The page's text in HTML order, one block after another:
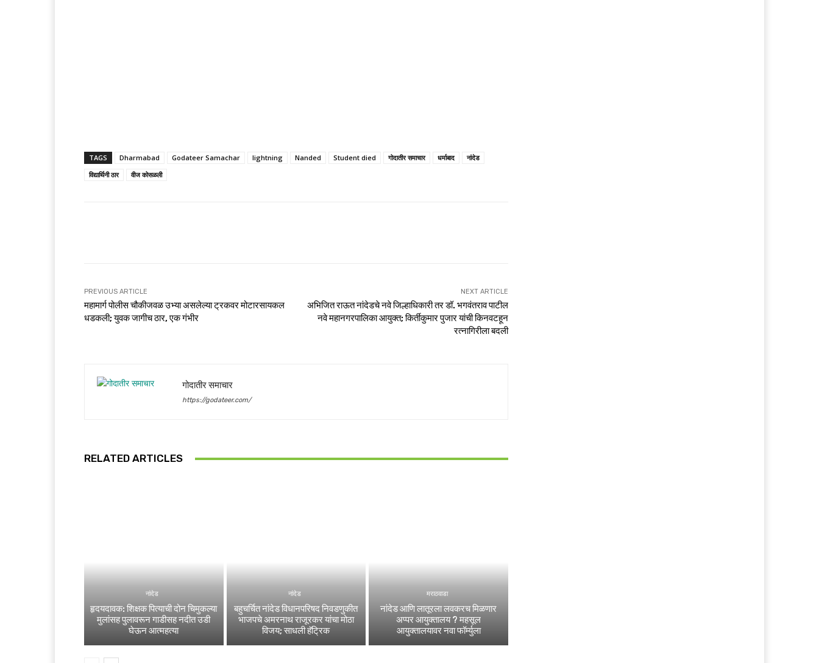
TAGS Dharmabad Godateer Samachar lightning Nanded Student died गोदातीर समाचार धर्माबाद
नांदेड
विद्यार्थिनी ठार
वीज कोसळली
PREVIOUS ARTICLE
महामार्ग पोलीस चौकीजवळ उभ्या असलेल्या ट्रकवर मोटारसायकल
धडकली; युवक जागीच ठार, एक गंभीर
NEXT ARTICLE
अभिजित राऊत नांदेडचे नवे जिल्हाधिकारी तर डॉ. भगवंतराव पाटील
नवे महानगरपालिका आयुक्त; किर्तीकुमार पुजार यांची किनवटहून
रत्नागिरीला बदली
गोदातीर समाचार
https://godateer.com/
RELATED ARTICLES
नांदेड
हृदयदावक: शिक्षक पित्याची दोन चिमुकल्या
मुलांसह पुलावरून गाडीसह नदीत उडी
घेऊन आत्महत्या
नांदेड
बहुचर्चित नांदेड विधानपरिषद निवडणुकीत
भाजपचे अमरनाथ राजूरकर यांचा मोठा
विजय; साधली हॅट्रिक
मराठवाडा
नांदेड आणि लातूरला लवकरच मिळणार
अप्पर आयुक्तालय ? महसूल
आयुक्तालयावर नवा फॉर्म्युला